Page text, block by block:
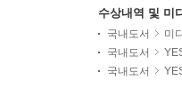
수상내역 및 미
국내도서 미
국내도서
국내도서